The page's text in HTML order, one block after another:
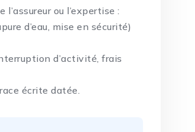
l’assureur ou l’expertise :
d’eau, mise en sécurité)
d’activité, frais
écrite datée.